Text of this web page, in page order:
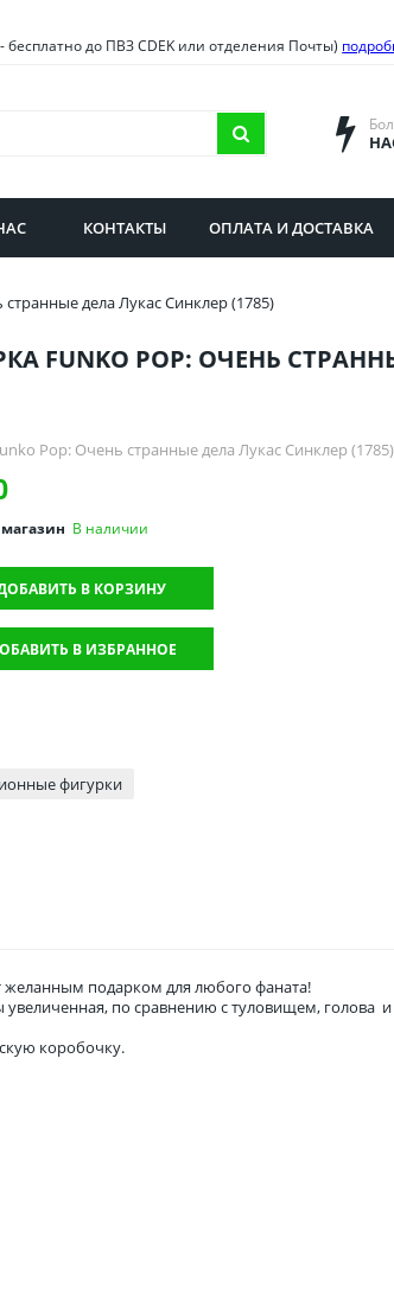
Саратовская
бесплатно до ПВЗ CDEK или отделения Почты)
КОНТАКТЫ ОПЛАТА И ДОСТАВКА
дела Лукас Синклер (1785)
FUNKO POP: ОЧЕНЬ
Pop: Очень странные дела Лукас Синклер (1785)
В наличии
В КОРЗИНУ
В ИЗБРАННОЕ
фигурки
подарком для любого фаната!
увеличенная, по сравнению с туловищем,
коробочку.